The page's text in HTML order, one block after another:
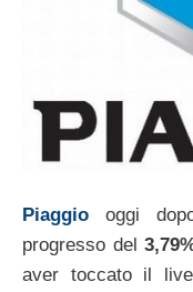
Piaggio oggi
progresso del
aver toccato il